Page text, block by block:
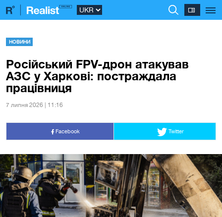
НОВИНИ
Російський FPV-дрон атакував
АЗС у Харкові: постраждала
працівниця
7 липня 2026 | 11:16
Facebook Twitter